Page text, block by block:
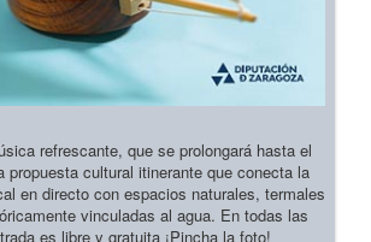
refrescante, que se prolongará hasta el
propuesta cultural itinerante que conecta la
en directo con espacios naturales, termales
vinculadas al agua. En todas las
es libre y gratuita ¡Pincha la foto!